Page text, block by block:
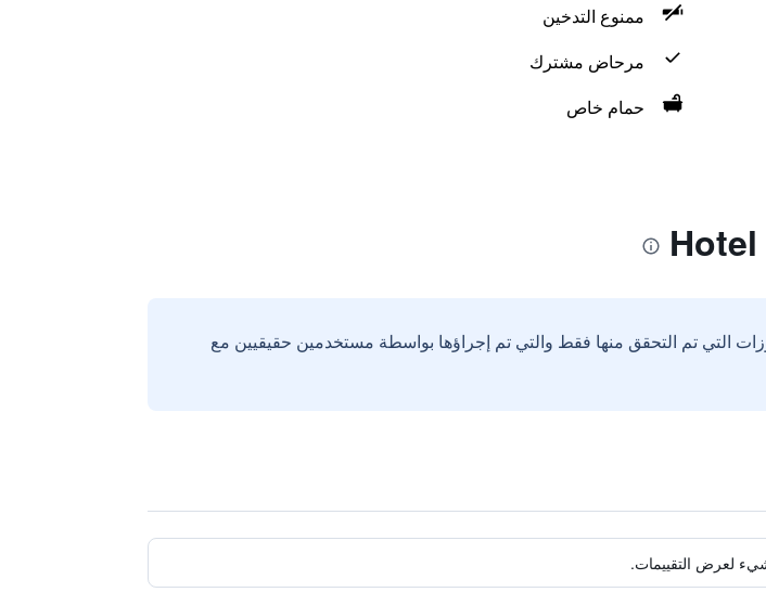
ممنوع التدخين
مرحاض مشترك
حمام خاص
التي تم التحقق منها فقط والتي تم إجراؤها بواسطة مستخدمين حقيقيين مع
لعرض التقييمات.